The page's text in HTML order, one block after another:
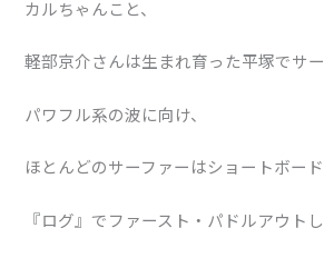
カルちゃんこと、
軽部京介さんは生まれ育った平塚でサー
パワフル系の波に向け、
ほとんどのサーファーはショートボー
『ログ』でファースト・パドルアウトし